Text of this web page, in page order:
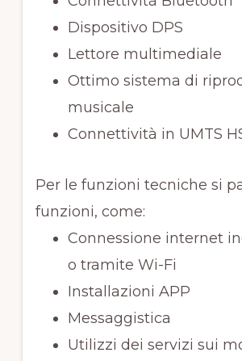
Dispositivo DPS
Lettore multimediale
Ottimo sistema di
musicale
Connettività in UMTS
Per le funzioni tecniche si
funzioni, come:
Connessione internet
o tramite Wi-Fi
Installazioni APP
Messaggistica
Utilizzi dei servizi sui